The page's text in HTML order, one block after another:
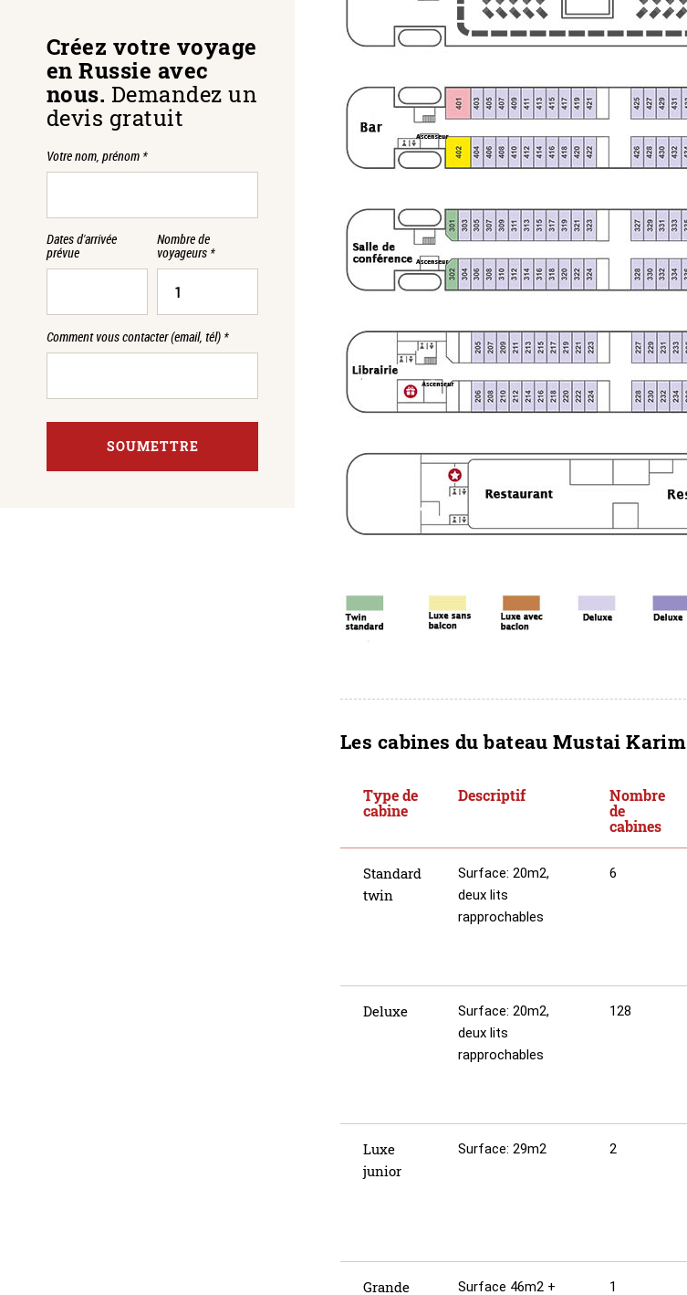
Les cabines du bateau Mustai Karim
Type de
cabine
Descriptif
Nombre
de
cabines
Standard
twin
Surface: 20m2,
deux lits
rapprochables
6
Deluxe
Surface: 20m2,
deux lits
rapprochables
128
Luxe
junior
Surface: 29m2 2
Grande Surface 46m2 + 1
Créez votre voyage
en Russie avec
nous. Demandez un
devis gratuit
Votre nom, prénom *
Dates d'arrivée
prévue
Nombre de
voyageurs *
Comment vous contacter (email, tél) *
SOUMETTRE